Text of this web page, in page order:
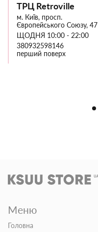
ТРЦ Retroville
м. Київ, просп.
Європейського Союзу, 47
ЩОДНЯ 10:00 - 22:00
380932598146
перший поверх
Меню
Головна